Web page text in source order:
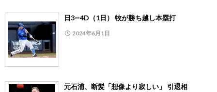
日3―4D（1日） 牧が勝ち越し本塁打
2024年6月1日
元石浦、断髪「想像より寂しい」 引退相